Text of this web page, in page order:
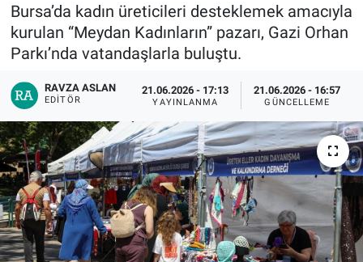
Bursa’da kadın üreticileri desteklemek amacıyla
kurulan “Meydan Kadınların” pazarı, Gazi Orhan
Parkı’nda vatandaşlarla buluştu.
RAVZA ASLAN
EDITÖR
21.06.2026 - 17:13
YAYINLANMA
21.06.2026 - 16:57
GÜNCELLEME
KÜLTÜR-SANAT
Yerel
Bursaspor
Gündem
Sağlık
Eğitim
Süper Lig Puan Durumu ve Fikstür
Tüm Manşetler
Son Dakika Haberleri
Haber Arşivi